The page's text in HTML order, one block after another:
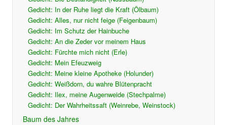
Gedicht: In der Ruhe liegt die Kraft (Ölbaum)
Gedicht: Alles, nur nicht feige (Feigenbaum)
Gedicht: Im Schutz der Hainbuche
Gedicht: An die Zeder vor meinem Haus
Gedicht: Fürchte mich nicht (Erle)
Gedicht: Mein Efeuzweig
Gedicht: Meine kleine Apotheke (Holunder)
Gedicht: Weißdorn, du wahre Blütenpracht
Gedicht: Ilex, meine Augenweide (Stechpalme)
Gedicht: Der Wahrheitssaft (Weinrebe, Weinstock)
Baum des Jahres